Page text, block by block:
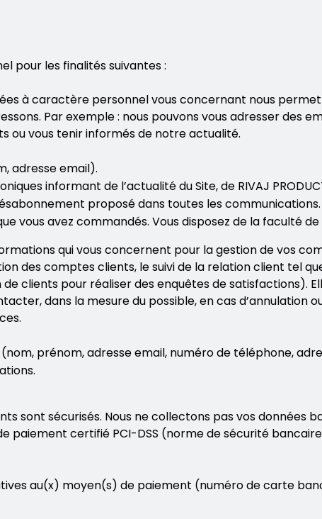
pour les finalités suivantes :
à caractère personnel vous concernant nous
Par exemple : nous pouvons vous adresser des
ou vous tenir informés de notre actualité.
adresse email).
informant de l’actualité du Site, de RIVAJ
proposé dans toutes les communications.
vous avez commandés. Vous disposez de la faculté
qui vous concernent pour la gestion de vos
des comptes clients, le suivi de la relation client tel
clients pour réaliser des enquêtes de satisfactions).
dans la mesure du possible, en cas d’annulation
prénom, adresse email, numéro de téléphone,
sont sécurisés. Nous ne collectons pas vos données
certifié PCI-DSS (norme de sécurité
au(x) moyen(s) de paiement (numéro de carte